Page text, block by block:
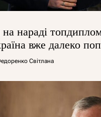
нараді
вже далеко
Світлана